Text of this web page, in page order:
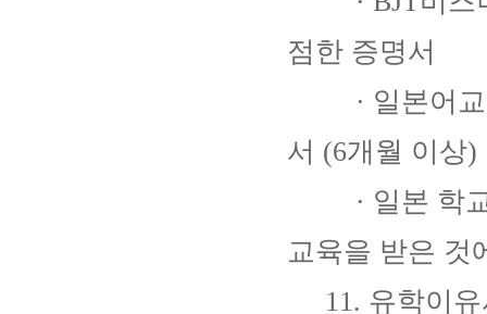
점한 증명서
· 일본어교
서 (6개월 이상)
· 일본 학교
교육을 받은 것
11. 유학이유